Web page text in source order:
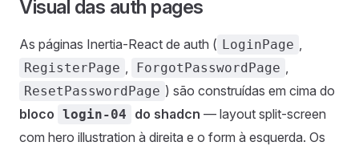
Visual das auth pages
As páginas Inertia-React de auth ( LoginPage ,
RegisterPage , ForgotPasswordPage ,
ResetPasswordPage ) são construídas em cima do
bloco login-04 do shadcn — layout split-screen
com hero illustration à direita e o form à esquerda. Os